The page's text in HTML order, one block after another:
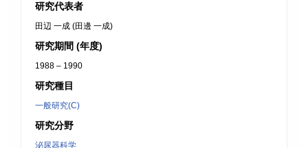
研究代表者
田辺 一成 (田邊 一成)
研究期間 (年度)
1988 – 1990
研究種目
一般研究(C)
研究分野
泌尿器科学